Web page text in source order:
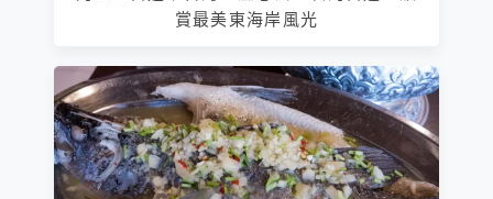
賞最美東海岸風光